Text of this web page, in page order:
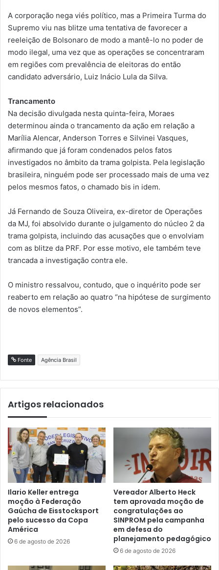
A corporação nega viés político, mas a Primeira Turma do
Supremo viu nas blitze uma tentativa de favorecer a
reeleição de Bolsonaro de modo a mantê-lo no poder de
modo ilegal, uma vez que as operações se concentraram
em regiões com prevalência de eleitoras do então
candidato adversário, Luiz Inácio Lula da Silva.
Trancamento
Na decisão divulgada nesta quinta-feira, Moraes
determinou ainda o trancamento da ação em relação a
Marília Alencar, Anderson Torres e Silvinei Vasques,
afirmando que já foram condenados pelos fatos
investigados no âmbito da trama golpista. Pela legislação
brasileira, ninguém pode ser processado mais de uma vez
pelos mesmos fatos, o chamado bis in idem.
Já Fernando de Souza Oliveira, ex-diretor de Operações
da MJ, foi absolvido durante o julgamento do núcleo 2 da
trama golpista, incluindo das acusações que o envolviam
com as blitze da PRF. Por esse motivo, ele também teve
trancada a investigação contra ele.
O ministro ressalvou, contudo, que o inquérito pode ser
reaberto em relação ao quatro “na hipótese de surgimento
de novos elementos”.
Fonte Agência Brasil
Artigos relacionados
Ilario Keller entrega
moção à Federação
Gaúcha de Eisstocksport
pelo sucesso da Copa
América
6 de agosto de 2026
Vereador Alberto Heck
tem aprovada moção de
congratulações ao
SINPROM pela campanha
em defesa do
planejamento pedagógico
6 de agosto de 2026